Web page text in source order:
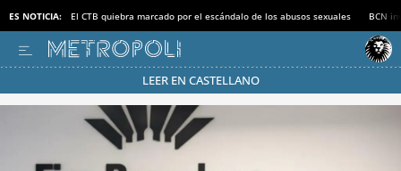
ES NOTICIA: El CTB quiebra marcado por el escándalo de los abusos sexuales BCN
LEER EN CASTELLANO
Pásate al MODO AHORRO